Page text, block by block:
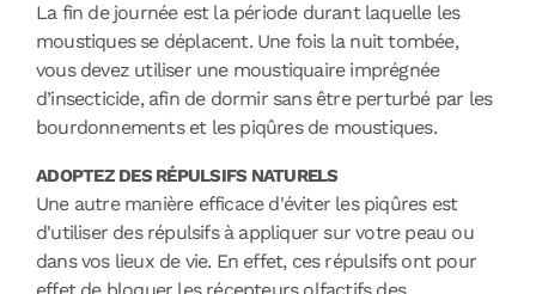
La fin de journée est la période durant laquelle les
moustiques se déplacent. Une fois la nuit tombée,
vous devez utiliser une moustiquaire imprégnée
d’insecticide, afin de dormir sans être perturbé par les
bourdonnements et les piqûres de moustiques.
ADOPTEZ DES RÉPULSIFS NATURELS
Une autre manière efficace d'éviter les piqûres est
d'utiliser des répulsifs à appliquer sur votre peau ou
dans vos lieux de vie. En effet, ces répulsifs ont pour